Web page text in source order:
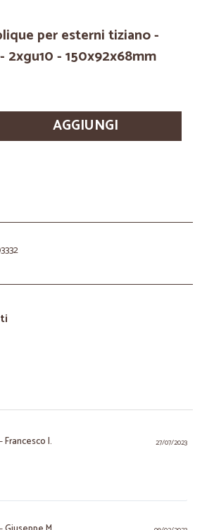
per esterni tiziano -
2xgu10 - 150x92x68mm
AGGIUNGI
27/07/2023
Francesco I.